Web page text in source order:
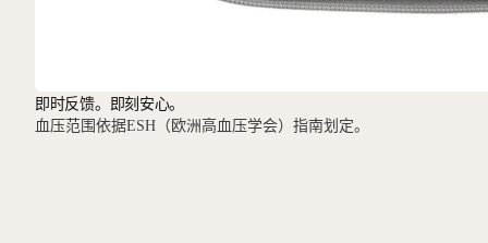
即时反馈。即刻安心。
血压范围依据ESH（欧洲高血压学会）指南划定。